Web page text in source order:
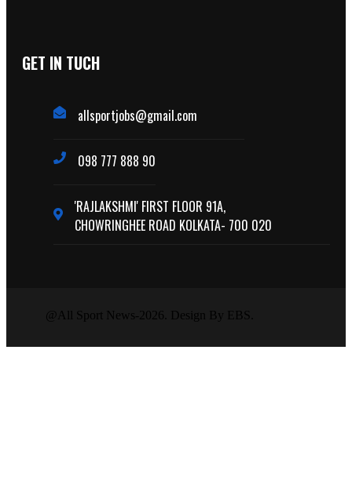
GET IN TUCH
allsportjobs@gmail.com
098 777 888 90
'RAJLAKSHMI' FIRST FLOOR 91A,
CHOWRINGHEE ROAD KOLKATA- 700 020
@All Sport News-2026. Design By EBS.